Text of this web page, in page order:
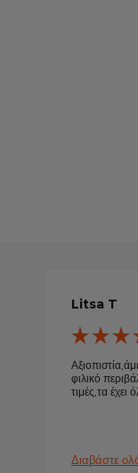
Litsa T
φιλικό
τιμές,τα έχει
Διαβάστε